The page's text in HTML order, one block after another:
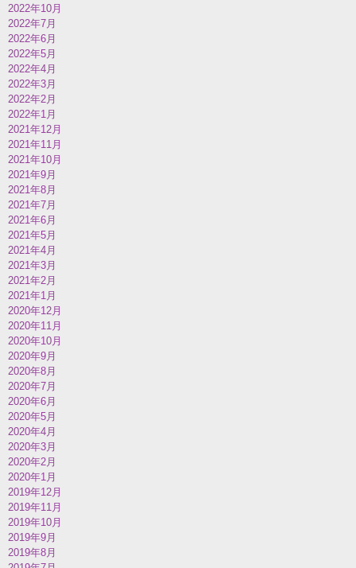
2022年10月
2022年7月
2022年6月
2022年5月
2022年4月
2022年3月
2022年2月
2022年1月
2021年12月
2021年11月
2021年10月
2021年9月
2021年8月
2021年7月
2021年6月
2021年5月
2021年4月
2021年3月
2021年2月
2021年1月
2020年12月
2020年11月
2020年10月
2020年9月
2020年8月
2020年7月
2020年6月
2020年5月
2020年4月
2020年3月
2020年2月
2020年1月
2019年12月
2019年11月
2019年10月
2019年9月
2019年8月